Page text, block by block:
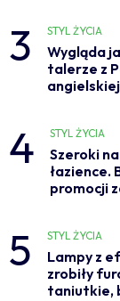
3 STYL ŻYCIA
Wygląda
talerze z
4 STYL ŻYCIA
Szeroki
łazience.
promocji
5 STYL ŻYCIA
Lampy z
zrobiły
taniutkie,